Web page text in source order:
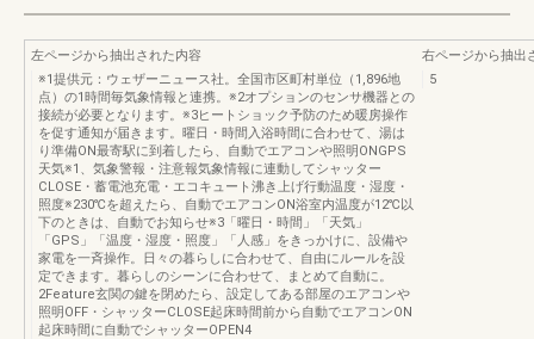
左ページから抽出された内容
※1提供元：ウェザーニュース社。全国市区町村単位（1,896地
点）の1時間毎気象情報と連携。※2オプションのセンサ機器との
接続が必要となります。※3ヒートショック予防のため暖房操作
を促す通知が届きます。曜日・時間入浴時間に合わせて、湯は
り準備ON最寄駅に到着したら、自動でエアコンや照明ONGPS
天気※1、気象警報・注意報気象情報に連動してシャッター
CLOSE・蓄電池充電・エコキュート沸き上げ行動温度・湿度・
照度※230℃を超えたら、自動でエアコンON浴室内温度が12℃以
下のときは、自動でお知らせ※3「曜日・時間」「天気」
「GPS」「温度・湿度・照度」「人感」をきっかけに、設備や
家電を一斉操作。日々の暮らしに合わせて、自由にルールを設
定できます。暮らしのシーンに合わせて、まとめて自動に。
2Feature玄関の鍵を閉めたら、設定してある部屋のエアコンや
照明OFF・シャッターCLOSE起床時間前から自動でエアコンON
起床時間に自動でシャッターOPEN4
右ページから抽出
5